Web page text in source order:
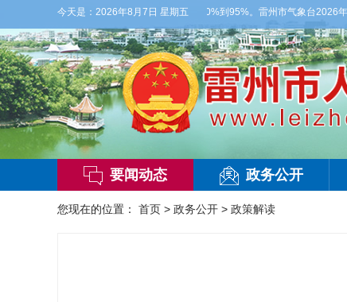
今天是： 2026年8月7日 星期五
，偏西风2-3级，气温26到35度，相对湿度70%到95%。雷州市气象台2026年
要闻动态 政务公开
您现在的位置： 首页 > 政务公开 > 政策解读